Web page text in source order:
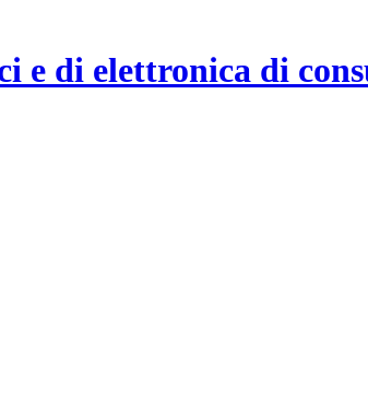
e di elettronica di